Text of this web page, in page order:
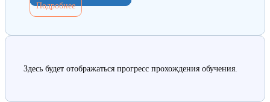
Подробнее
Здесь будет отображаться прогресс прохождения обучения.